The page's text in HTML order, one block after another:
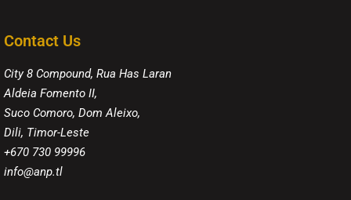
Contact Us
City 8 Compound, Rua Has Laran
Aldeia Fomento II,
Suco Comoro, Dom Aleixo,
Dili, Timor-Leste
+670 730 99996
info@anp.tl